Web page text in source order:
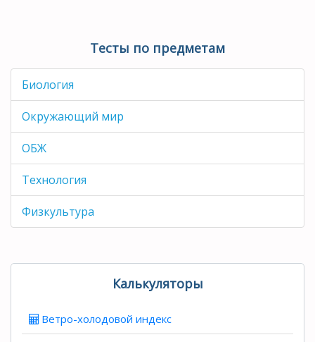
Тесты по предметам
Биология
Окружающий мир
ОБЖ
Технология
Физкультура
Калькуляторы
Ветро-холодовой индекс